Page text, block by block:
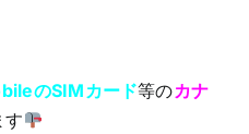
のSIMカード等のカナ
す